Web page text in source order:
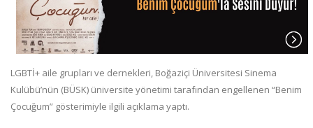
LGBTİ+ aile grupları ve dernekleri, Boğaziçi Üniversitesi Sinema
Kulübü’nün (BÜSK) üniversite yönetimi tarafından engellenen “Benim
Çocuğum” gösterimiyle ilgili açıklama yaptı.